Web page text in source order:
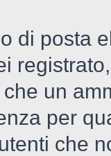
di posta
un
per
che